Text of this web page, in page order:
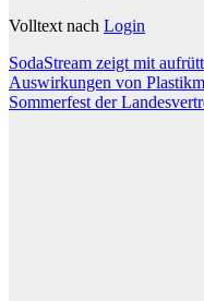
Volltext nach Login
SodaStream zeigt mit
Auswirkungen von
Sommerfest der